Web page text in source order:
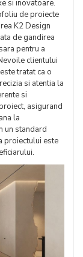
si inovatoare.
de proiecte
K2 Design
de gandirea
pentru a
clientului
tratat ca o
si atentia la
si
asigurand
la
un standard
proiectului este